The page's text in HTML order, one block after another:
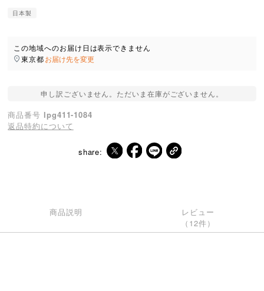
日本製
この地域へのお届け日は表示できません
東京都お届け先を変更
申し訳ございません。ただいま在庫がございません。
商品番号 lpg411-1084
返品特約について
share:
商品説明
レビュー
（12件）